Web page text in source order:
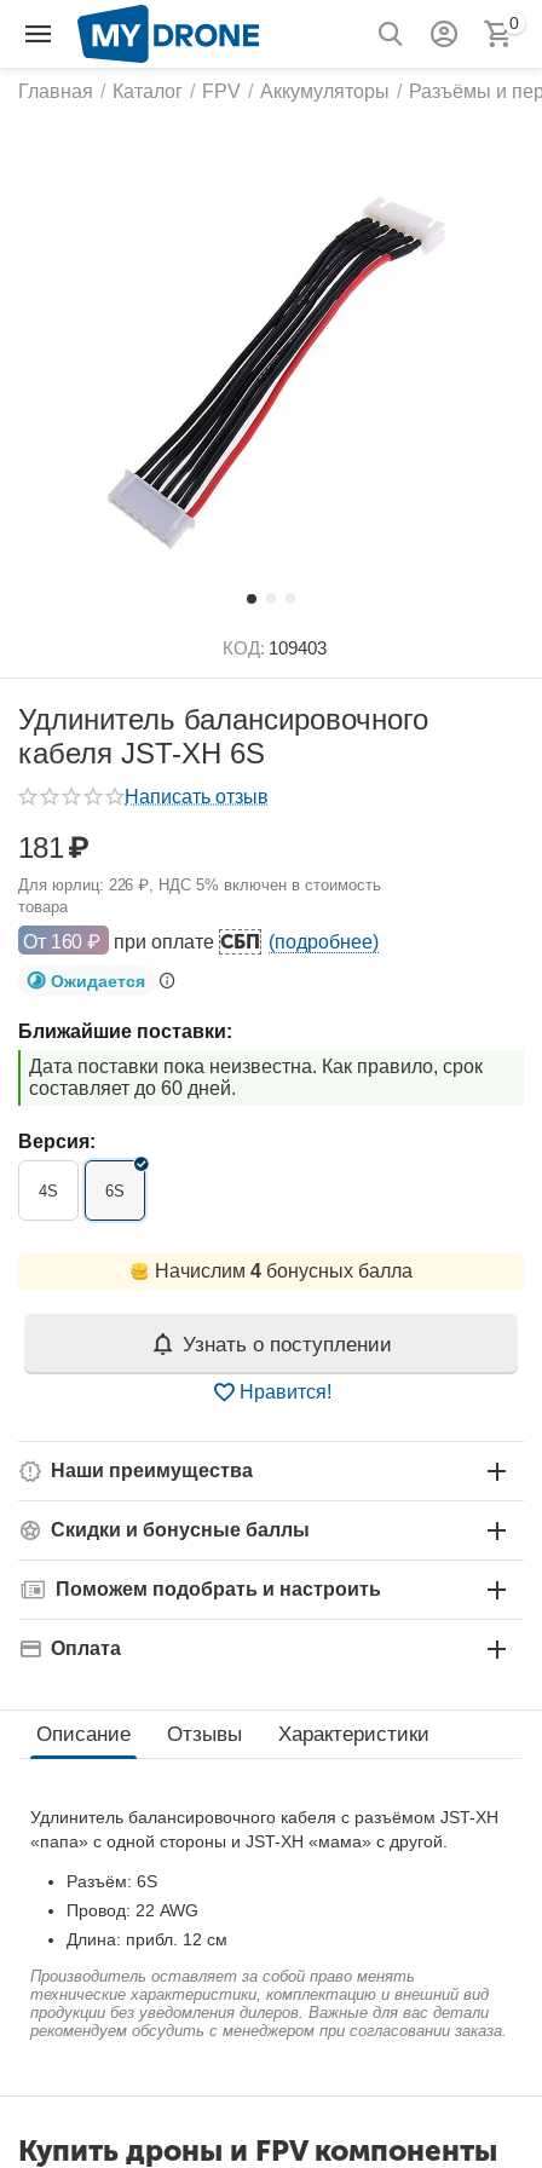
0
Главная / Каталог / FPV / Аккумуляторы / Разъёмы и
КОД: 109403
Удлинитель балансировочного
кабеля JST-XH 6S
Написать отзыв
181₽
Для юрлиц: 226 ₽, НДС 5% включен в стоимость
товара
От 160 ₽ при оплатеСБП (подробнее)
Ожидается
Ближайшие поставки:
Дата поставки пока неизвестна. Как правило, срок
составляет до 60 дней.
Версия:
4S 6S
Начислим 4бонусных балла
Узнать о поступлении
Нравится!
Наши преимущества
Скидки и бонусные баллы
Поможем подобрать и настроить
Оплата
Описание Отзывы Характеристики
Удлинитель балансировочного кабеля с разъёмом JST-XH
«папа» с одной стороны и JST-XH «мама» с другой.
Разъём: 6S
Провод: 22 AWG
Длина: прибл. 12 см
Производитель оставляет за собой право менять
технические характеристики, комплектацию и внешний вид
продукции без уведомления дилеров. Важные для вас детали
рекомендуем обсудить с менеджером при согласовании заказа.
Купить дроны и FPV компоненты